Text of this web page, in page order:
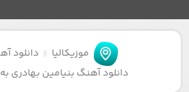
موزیکالیا
دانلود
دانلود آهنگ بنیامین بهادری